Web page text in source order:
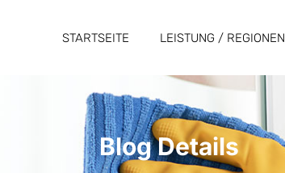
STARTSEITE LEISTUNG / REGIONEN
Blog Details